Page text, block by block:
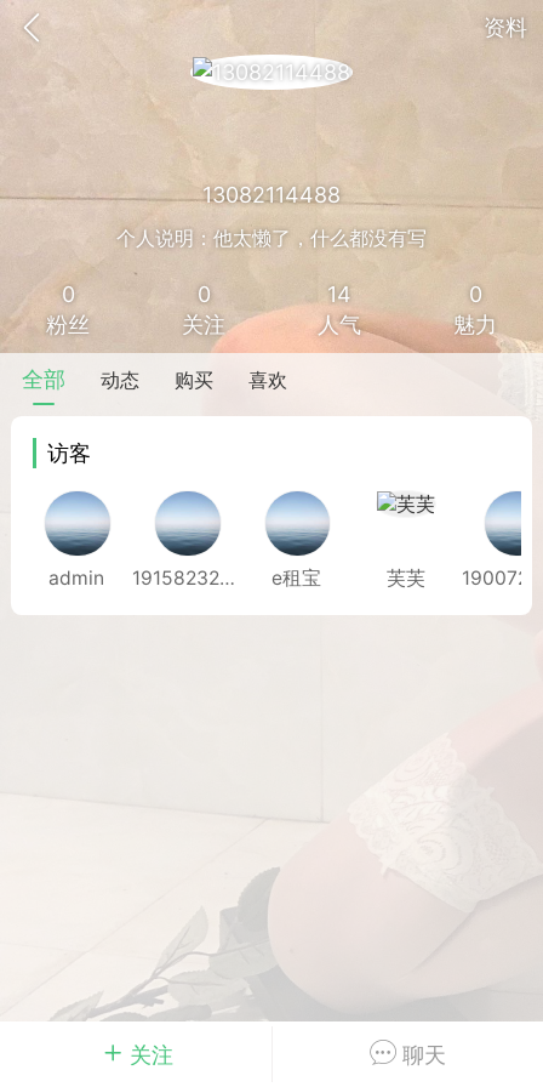
资料
味”的小姐
大二女生囡囡
女
关注 聊天
13082114488
个人说明：他太懒了，什么都没有写
0
粉丝
0
关注
14
人气
0
魅力
全部 动态 购买 喜欢
访客
admin 19158232793 e租宝 芙芙